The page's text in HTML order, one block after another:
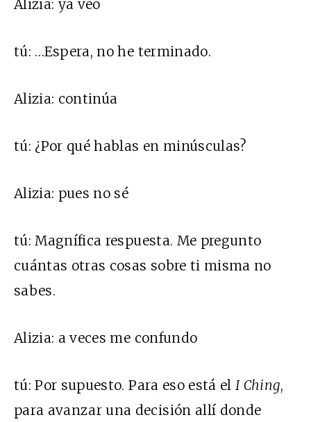
Alizia: ya veo
tú: …Espera, no he terminado.
Alizia: continúa
tú: ¿Por qué hablas en minúsculas?
Alizia: pues no sé
tú:Magnífica respuesta. Me pregunto
cuántas otras cosas sobre ti misma no
sabes.
Alizia: a veces me confundo
tú: Por supuesto. Para eso está el I Ching,
para avanzar una decisión allí donde